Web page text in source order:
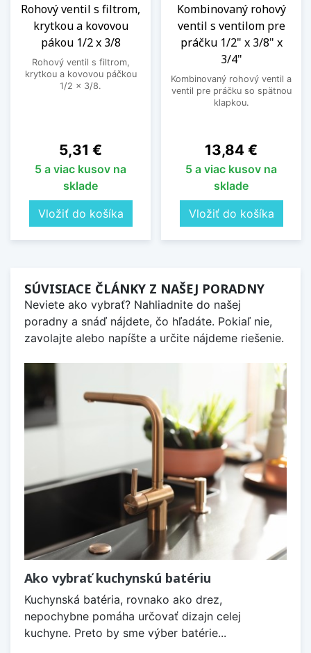
Rohový ventil s filtrom,
krytkou a kovovou
pákou 1/2 x 3/8
Rohový ventil s filtrom,
krytkou a kovovou páčkou
1/2 x 3/8.
Cena
5,31 €
5 a viac kusov na
sklade
Vložiť do košíka
Kombinovaný rohový
ventil s ventilom pre
práčku 1/2" x 3/8" x
3/4"
Kombinovaný rohový ventil a
ventil pre práčku so spätnou
klapkou.
Cena
13,84 €
5 a viac kusov na
sklade
Vložiť do košíka
SÚVISIACE ČLÁNKY Z NAŠEJ PORADNY
Neviete ako vybrať? Nahliadnite do našej
poradny a snáď nájdete, čo hľadáte. Pokiaľ nie,
zavolajte alebo napíšte a určite nájdeme riešenie.
Ako vybrať kuchynskú batériu
Kuchynská batéria, rovnako ako drez,
nepochybne pomáha určovať dizajn celej
kuchyne. Preto by sme výber batérie...